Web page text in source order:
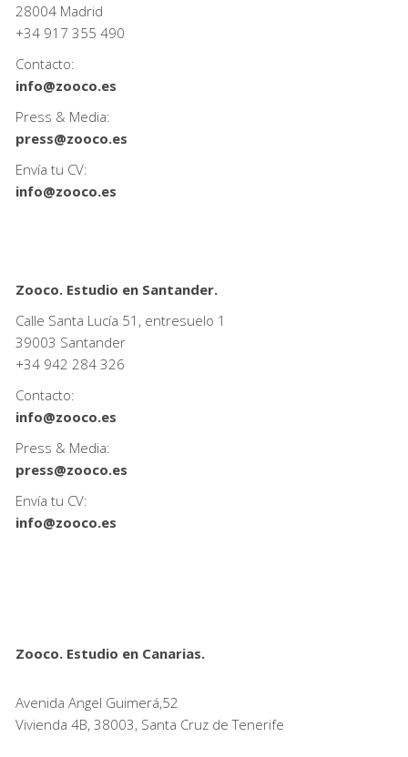
28004 Madrid
+34 917 355 490
Contacto:
info@zooco.es
Press & Media:
press@zooco.es
Envía tu CV:
info@zooco.es
Zooco. Estudio en Santander.
Calle Santa Lucía 51, entresuelo 1
39003 Santander
+34 942 284 326
Contacto:
info@zooco.es
Press & Media:
press@zooco.es
Envía tu CV:
info@zooco.es
Zooco. Estudio en Canarias.
Avenida Angel Guimerá,52
Vivienda 4B, 38003, Santa Cruz de Tenerife